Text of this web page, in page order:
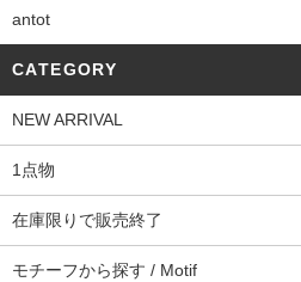
antot
CATEGORY
NEW ARRIVAL
1点物
在庫限りで販売終了
モチーフから探す / Motif